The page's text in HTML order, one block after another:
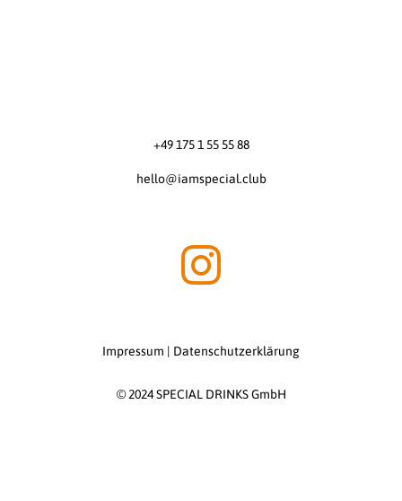
+49 175 1 55 55 88
hello@iamspecial.club
Impressum | Datenschutzerklärung
© 2024 SPECIAL DRINKS GmbH